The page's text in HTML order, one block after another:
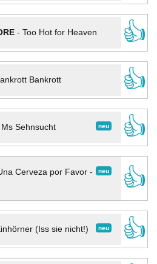
- Too Hot for Heaven
👍
Bankrott
👍
neu
Ms Sehnsucht
👍
neu
Cerveza por Favor -
👍
neu
(Iss sie nicht!)
👍